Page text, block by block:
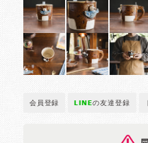
会員登録 LINEの友達登録